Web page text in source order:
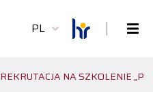
PL
REKRUTACJA NA SZKOLENIE